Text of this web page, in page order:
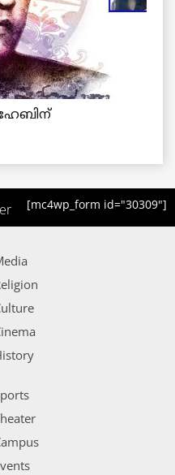
[mc4wp_form id="30309"]